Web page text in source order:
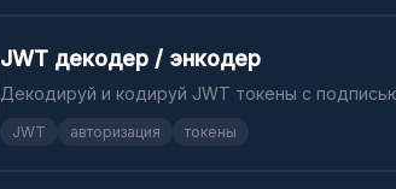
JWT декодер / энкодер
Декодируй и кодируй JWT токены с
JWT авторизация токены